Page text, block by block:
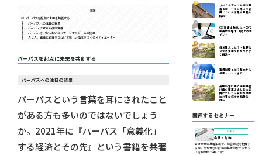
目次
パーパスを起点に未来を共創する
パーパスへの注目の背景
パーパスは社会的存在意義
パーパスを中心においたステークホルダーとの協業
人と人、組織と組織をつなげて新しい価値をつくるメディエーター
パーパスを起点に未来を共創する
パーパスへの注目の背景
パーパスという言葉を耳にされたこと
がある方も多いのではないでしょう
か。2021年に『パーパス「意義化」
する経済とその先』という書籍を共著
01
リベラルアーツを学ぶ意
義とは ～ビジネスで必
要とされる背景や意義を
解説～
02
CX(顧客体験)とは～DXで
重要性が増すCX向上のポ
イント
03
経営理念とは？～重要な
３つの要素をわかりやす
く解説～
等級制度とは？基本から
最新トレンドまで
05
長期経営計画と中期経営
計画の策定方法と具体実
例について〜変化の時代
に必要な経営の指針と
は〜
関連するセミナー
スキル
会計・財務
会計実務の基礎知識や、経営状況を把握す
る際に欠かせない財務の基本的なエッセン
スを短時間で身につけ...